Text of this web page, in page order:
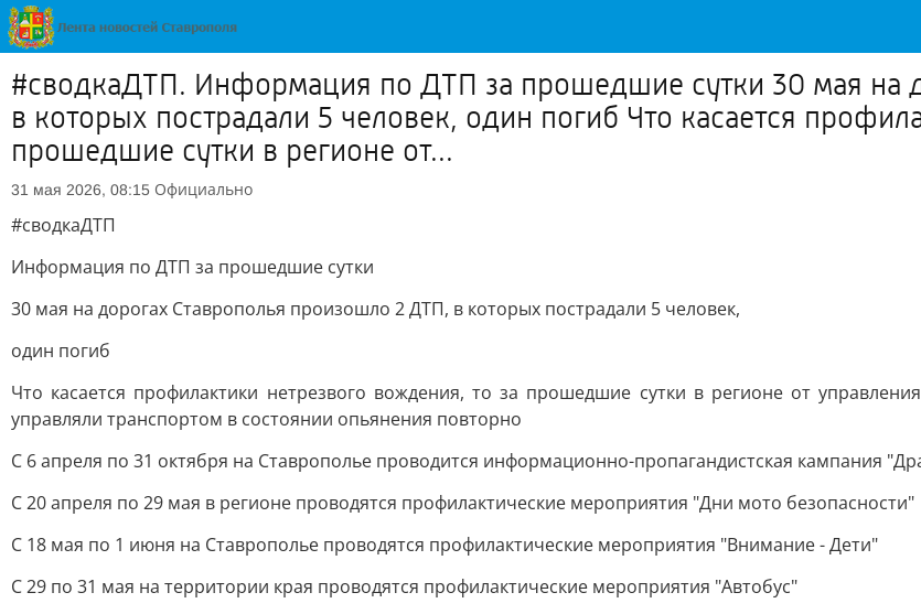
#сводкаДТП. Информация по ДТП за прошедшие сутки 30 мая на
в которых пострадали 5 человек, один погиб Что касается
прошедшие сутки в регионе от...
31 мая 2026, 08:15 Официально
#сводкаДТП
Информация по ДТП за прошедшие сутки
30 мая на дорогах Ставрополья произошло 2 ДТП, в которых пострадали 5 человек,
один погиб
Что касается профилактики нетрезвого вождения, то за прошедшие сутки в регионе от
управляли транспортом в состоянии опьянения повторно
С 6 апреля по 31 октября на Ставрополье проводится информационно-пропагандистская кампания
С 20 апреля по 29 мая в регионе проводятся профилактические мероприятия "Дни мото безопасности"
С 18 мая по 1 июня на Ставрополье проводятся профилактические мероприятия "Внимание - Дети"
С 29 по 31 мая на территории края проводятся профилактические мероприятия "Автобус"